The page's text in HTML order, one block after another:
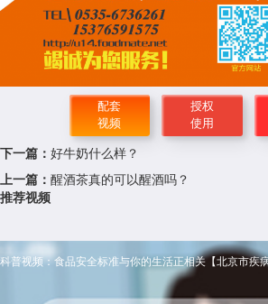
配套
视频
授权
使用
下一篇： 好牛奶什么样？
上一篇： 醒酒茶真的可以醒酒吗？
推荐视频
科普视频：食品安全标准与你的生活正相关【北京市疾